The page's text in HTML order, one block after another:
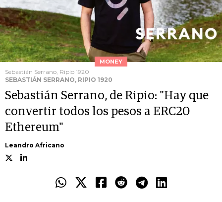
MONEY
Sebastián Serrano, Ripio 1920
SEBASTIÁN SERRANO, RIPIO 1920
Sebastián Serrano, de Ripio: "Hay que
convertir todos los pesos a ERC20
Ethereum"
Leandro Africano